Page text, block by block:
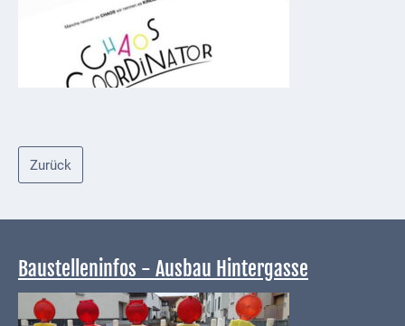
Gottesdienste
Infrastruktur
Versorgung
Abfallentsorgung
Telekommunikation
Post
Zurück
Baustelleninfos - Ausbau Hintergasse